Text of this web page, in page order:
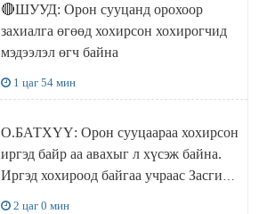
🔴ШУУД: Орон сууцанд орохоор
захиалга өгөөд хохирсон хохирогчид
мэдээлэл өгч байна
1 цаг 54 мин
О.БАТХҮҮ: Орон сууцаараа хохирсон
иргэд байр аа авахыг л хүсэж байна.
Иргэд хохироод байгаа учраас Засгийн
2 цаг 0 мин